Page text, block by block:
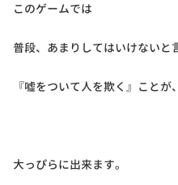
このゲームでは
普段、あまりしてはいけないと
『嘘をついて人を欺く』 ことが、
大っぴらに出来ます。